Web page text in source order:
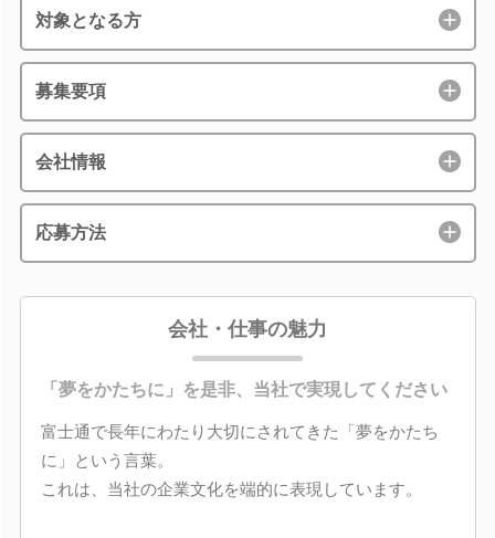
対象となる方
募集要項
会社情報
応募方法
会社・仕事の魅力
「夢をかたちに」を是非、当社で実現してください
富士通で長年にわたり大切にされてきた「夢をかたち
に」という言葉。
これは、当社の企業文化を端的に表現しています。